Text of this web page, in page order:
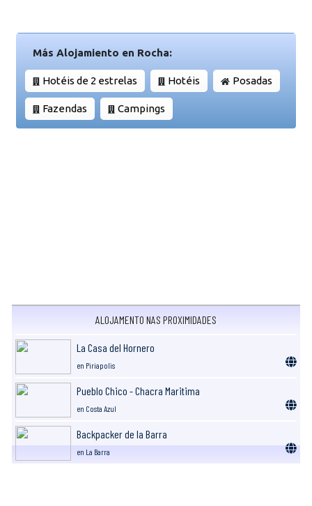
Más Alojamiento en Rocha:
Hotéis de 2 estrelas Hotéis Posadas
Fazendas Campings
ALOJAMENTO NAS PROXIMIDADES
La Casa del Hornero
en Piriapolis
Pueblo Chico - Chacra Maritima
en Costa Azul
Backpacker de la Barra
en La Barra